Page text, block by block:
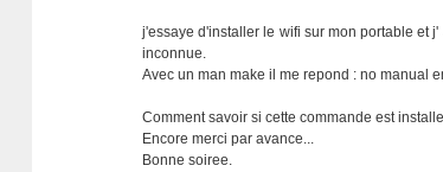
j'essaye d'installer le wifi sur mon portable et
inconnue.
Avec un man make il me repond : no manual
Comment savoir si cette commande est
Encore merci par avance...
Bonne soiree.